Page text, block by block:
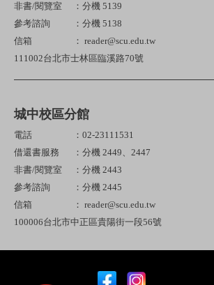
非書/閱覽室
：分機 5139
參考諮詢
：分機 5138
信箱
： reader@scu.edu.tw
111002台北市士林區臨溪路70號
城中校區分館
電話
：02-23111531
借還書服務
：分機 2449、2447
非書/閱覽室
：分機 2443
參考諮詢
：分機 2445
信箱
： reader@scu.edu.tw
100006台北市中正區貴陽街一段56號